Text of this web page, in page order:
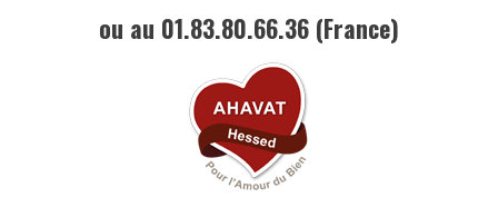
ou au 01.83.80.66.36 (France)